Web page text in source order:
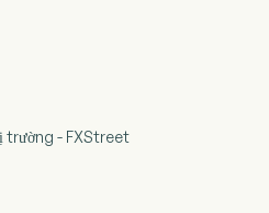
trường - FXStreet